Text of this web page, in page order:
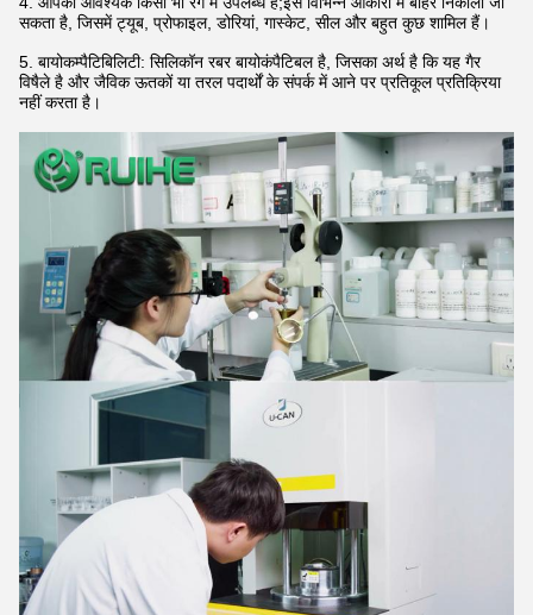
सकता है, जिसमें ट्यूब, प्रोफाइल, डोरियां, गास्केट, सील और बहुत कुछ शामिल हैं।
5. बायोकम्पैटिबिलिटी: सिलिकॉन रबर बायोकंपैटिबल है, जिसका अर्थ है कि यह गैर
विषैले है और जैविक ऊतकों या तरल पदार्थों के संपर्क में आने पर प्रतिकूल प्रतिक्रिया
नहीं करता है।